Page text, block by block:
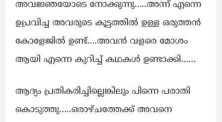
അവജ്ഞയോടെ നോക്കുന്നു…..അന്ന് എന്നെ
ഉപ്രവിച്ച അവരുടെ കൂട്ടത്തിൽ ഉള്ള ഒരുത്തൻ
കോളേജിൽ ഉണ്ട്‌….അവൻ വളരെ മോശം
ആയി എന്നെ കുറിച്ച് കഥകൾ ഉണ്ടാക്കി……
ആദ്യം പ്രതികരിച്ചില്ലെങ്കിലും പിന്നെ പരാതി
കൊടുത്തു…..ഒരാഴ്ചത്തേക്ക് അവനെ